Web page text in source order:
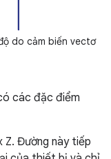
do cảm biến vectơ
các đặc điểm
Z. Đường này tiếp